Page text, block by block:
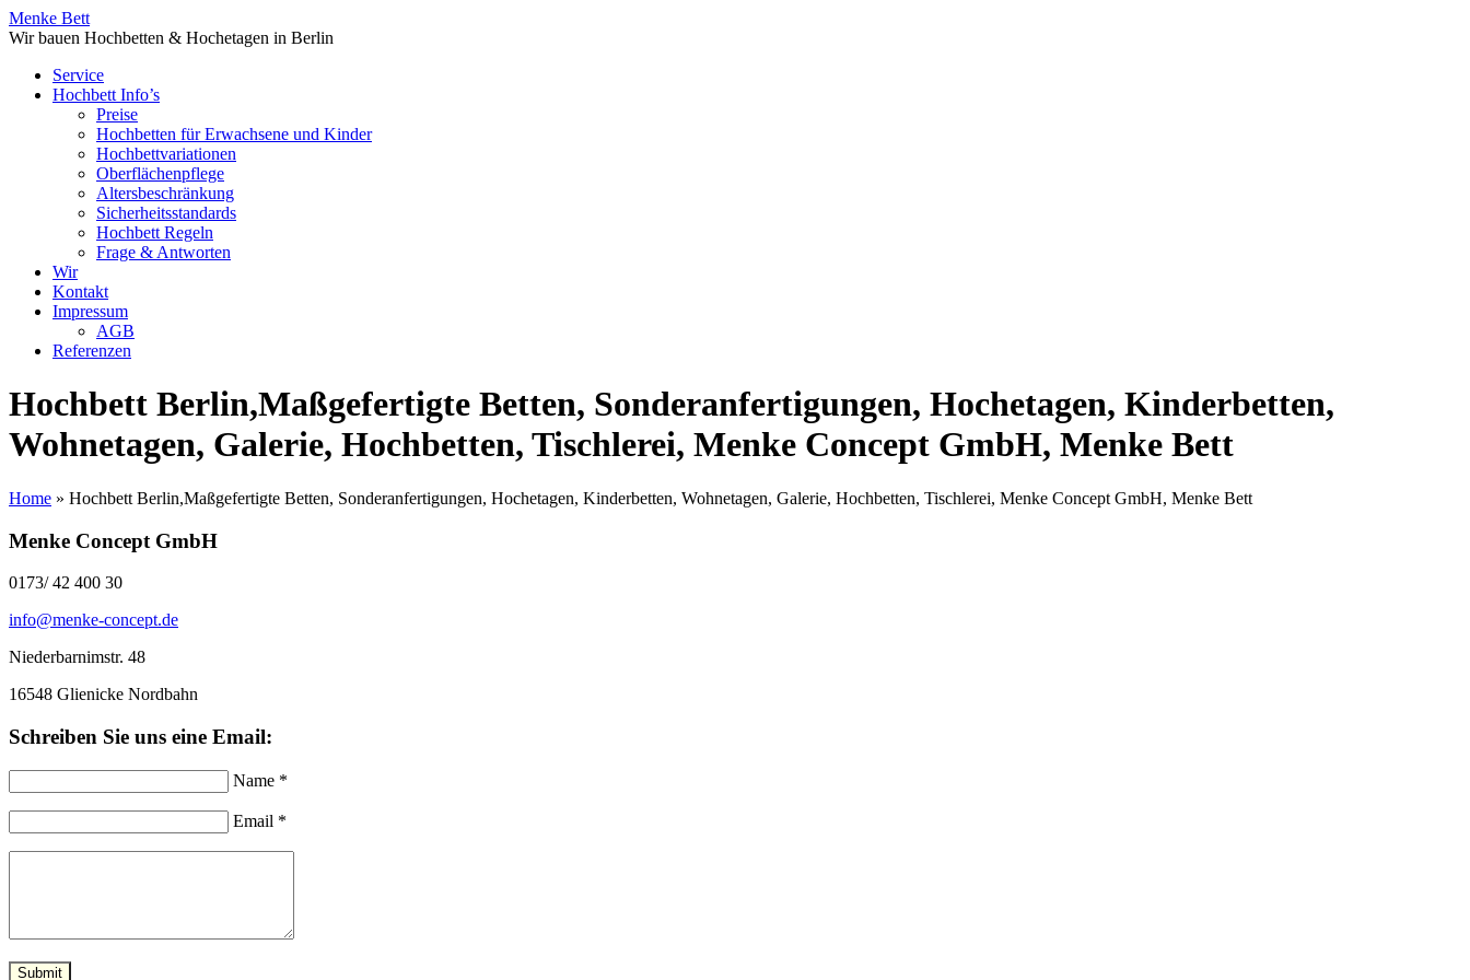
Menke Bett
Wir bauen Hochbetten & Hochetagen in Berlin
Service
Hochbett Info’s
Preise
Hochbetten für Erwachsene und Kinder
Hochbettvariationen
Oberflächenpflege
Altersbeschränkung
Sicherheitsstandards
Hochbett Regeln
Frage & Antworten
Wir
Kontakt
Impressum
AGB
Referenzen
Hochbett Berlin,Maßgefertigte Betten, Sonderanfertigungen, Hochetagen, Kinderbetten,
Wohnetagen, Galerie, Hochbetten, Tischlerei, Menke Concept GmbH, Menke Bett
Home » Hochbett Berlin,Maßgefertigte Betten, Sonderanfertigungen, Hochetagen, Kinderbetten, Wohnetagen, Galerie, Hochbetten, Tischlerei, Menke Concept GmbH, Menke Bett
Menke Concept GmbH
0173/ 42 400 30
info@menke-concept.de
Niederbarnimstr. 48
16548 Glienicke Nordbahn
Schreiben Sie uns eine Email:
Name *
Email *
Submit